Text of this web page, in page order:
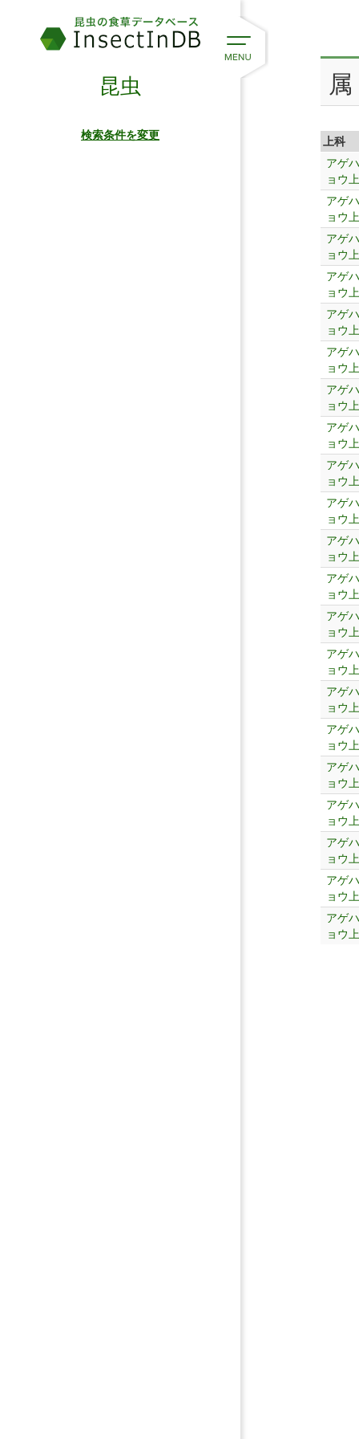
上科
アゲ
ョウ
アゲ
ョウ
アゲ
ョウ
アゲ
ョウ
アゲ
ョウ
アゲ
ョウ
アゲ
ョウ
アゲ
ョウ
アゲ
ョウ
アゲ
ョウ
アゲ
ョウ
アゲ
ョウ
アゲ
ョウ
アゲ
ョウ
アゲ
ョウ
アゲ
ョウ
アゲ
ョウ
アゲ
ョウ
アゲ
ョウ
アゲ
ョウ
アゲ
ョウ
昆虫
検索条件を変更